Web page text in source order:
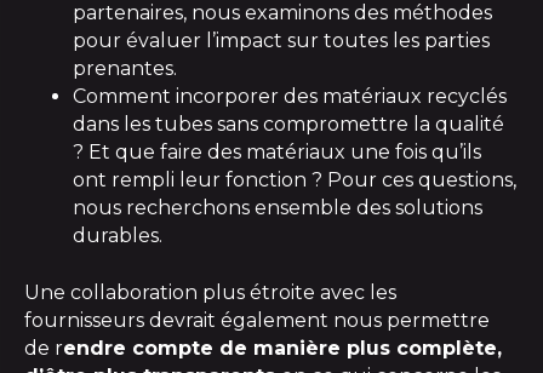
partenaires, nous examinons des méthodes
pour évaluer l’impact sur toutes les parties
prenantes.
Comment incorporer des matériaux recyclés
dans les tubes sans compromettre la qualité
? Et que faire des matériaux une fois qu’ils
ont rempli leur fonction ? Pour ces questions,
nous recherchons ensemble des solutions
durables.
Une collaboration plus étroite avec les
fournisseurs devrait également nous permettre
de rendre compte de manière plus complète,